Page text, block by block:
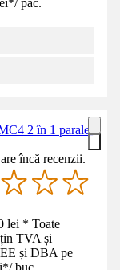
*/ pac.
2 în 1 paralel
încă recenzii.
lei * Toate
TVA și
și DBA pe
*/ buc.